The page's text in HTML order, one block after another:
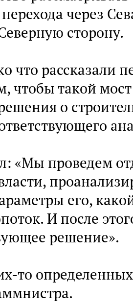
через
сторону.
что рассказали
чтобы такой
о
«Мы проведем
его,
И после
решение».
то